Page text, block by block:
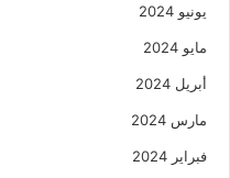
يونيو 2024
مايو 2024
أبريل 2024
مارس 2024
فبراير 2024